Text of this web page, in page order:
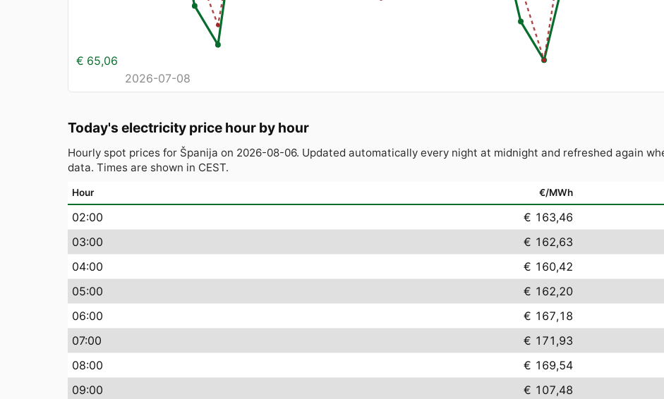
€ 65,06
2026-07-08
Today's electricity price hour by hour
Hourly spot prices for Španija on 2026-08-06. Updated automatically every night at midnight and refreshed again
data. Times are shown in CEST.
Hour €/MWh
02:00 € 163,46
03:00
€ 162,63
04:00
€ 160,42
05:00
€ 162,20
06:00
€ 167,18
07:00
€ 171,93
08:00
€ 169,54
09:00
€ 107,48